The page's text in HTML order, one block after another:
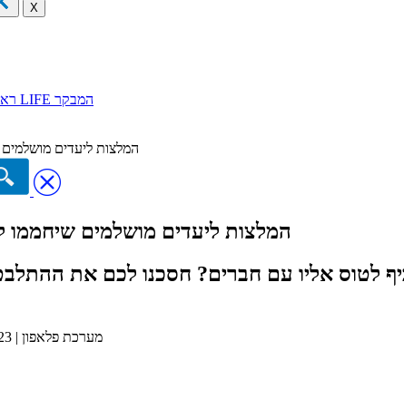
X
דיגיטל LIFE המבקר
5 המלצות ליעדים מושלמים
לטוס אליו עם חברים? חסכנו לכם את
מערכת פלאפון | 16/01/23 | 12:42 | זמן קריאה: 2 דקות